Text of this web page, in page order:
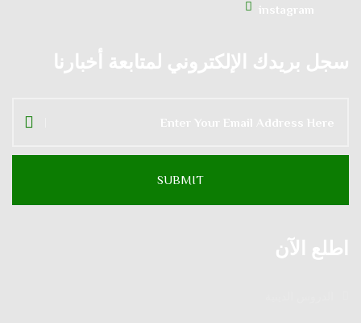
instagram
سجل بريدك الإلكتروني لمتابعة أخبارنا
اطلع الآن